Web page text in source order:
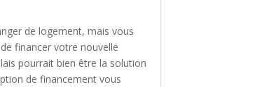
de logement, mais vous
financer votre nouvelle
pourrait bien être la solution
de financement vous